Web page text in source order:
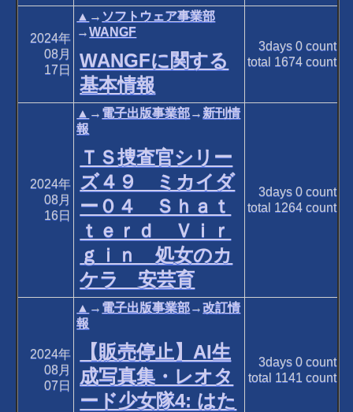
2024年
08月
17日
▲ → ソフトウェア事業部
→WANGF
WANGFに関する
基本情報
3days 0count
total 1674count
2024年
08月
16日
▲ → 電子出版事業部→ 新刊情
報
ＴＳ捜査官シリー
ズ４９ ミカイダ
ー０４ Ｓｈａｔ
ｔｅｒｄ Ｖｉｒ
ｇｉｎ 処女のカ
ケラ 安芸育
3days 0count
total 1264count
2024年
08月
07日
▲ → 電子出版事業部→改訂情
報
【販売停止】AI生
成写真集・レオタ
ード少女隊4: はた
3days 0count
total 1141 count